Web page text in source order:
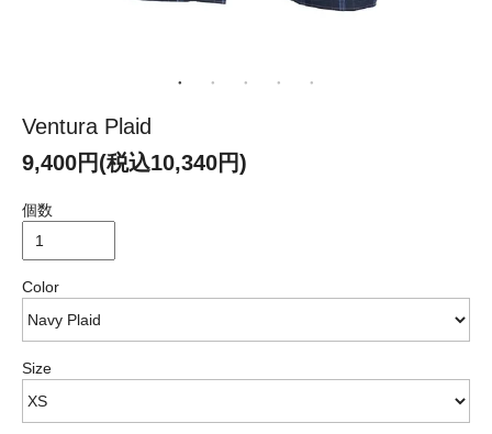
Ventura Plaid
9,400円(税込10,340円)
個数
Color
Size